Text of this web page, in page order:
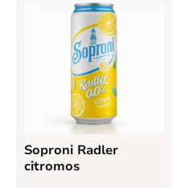
Soproni Radler
citromos